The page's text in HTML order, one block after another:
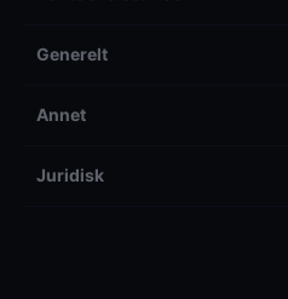
Generelt
Annet
Juridisk